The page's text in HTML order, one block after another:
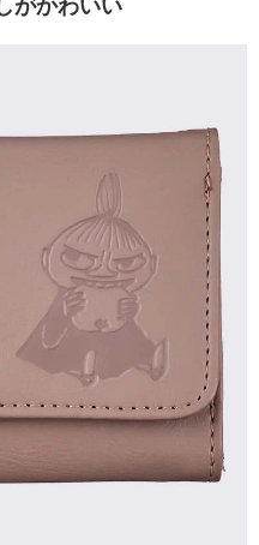
がかわいい